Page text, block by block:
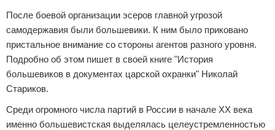
После боевой организации эсеров главной угрозой
самодержавия были большевики. К ним было приковано
пристальное внимание со стороны агентов разного уровня.
Подробно об этом пишет в своей книге "История
большевиков в документах царской охранки" Николай
Стариков.
Среди огромного числа партий в России в начале XX века
именно большевистская выделялась целеустремленностью